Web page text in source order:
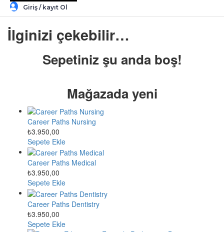
Giriş / kayıt Ol
İlginizi çekebilir…
Sepetiniz şu anda boş!
Mağazada yeni
Career Paths Nursing
₺3.950,00
Sepete Ekle
Career Paths Medical
₺3.950,00
Sepete Ekle
Career Paths Dentistry
₺3.950,00
Sepete Ekle